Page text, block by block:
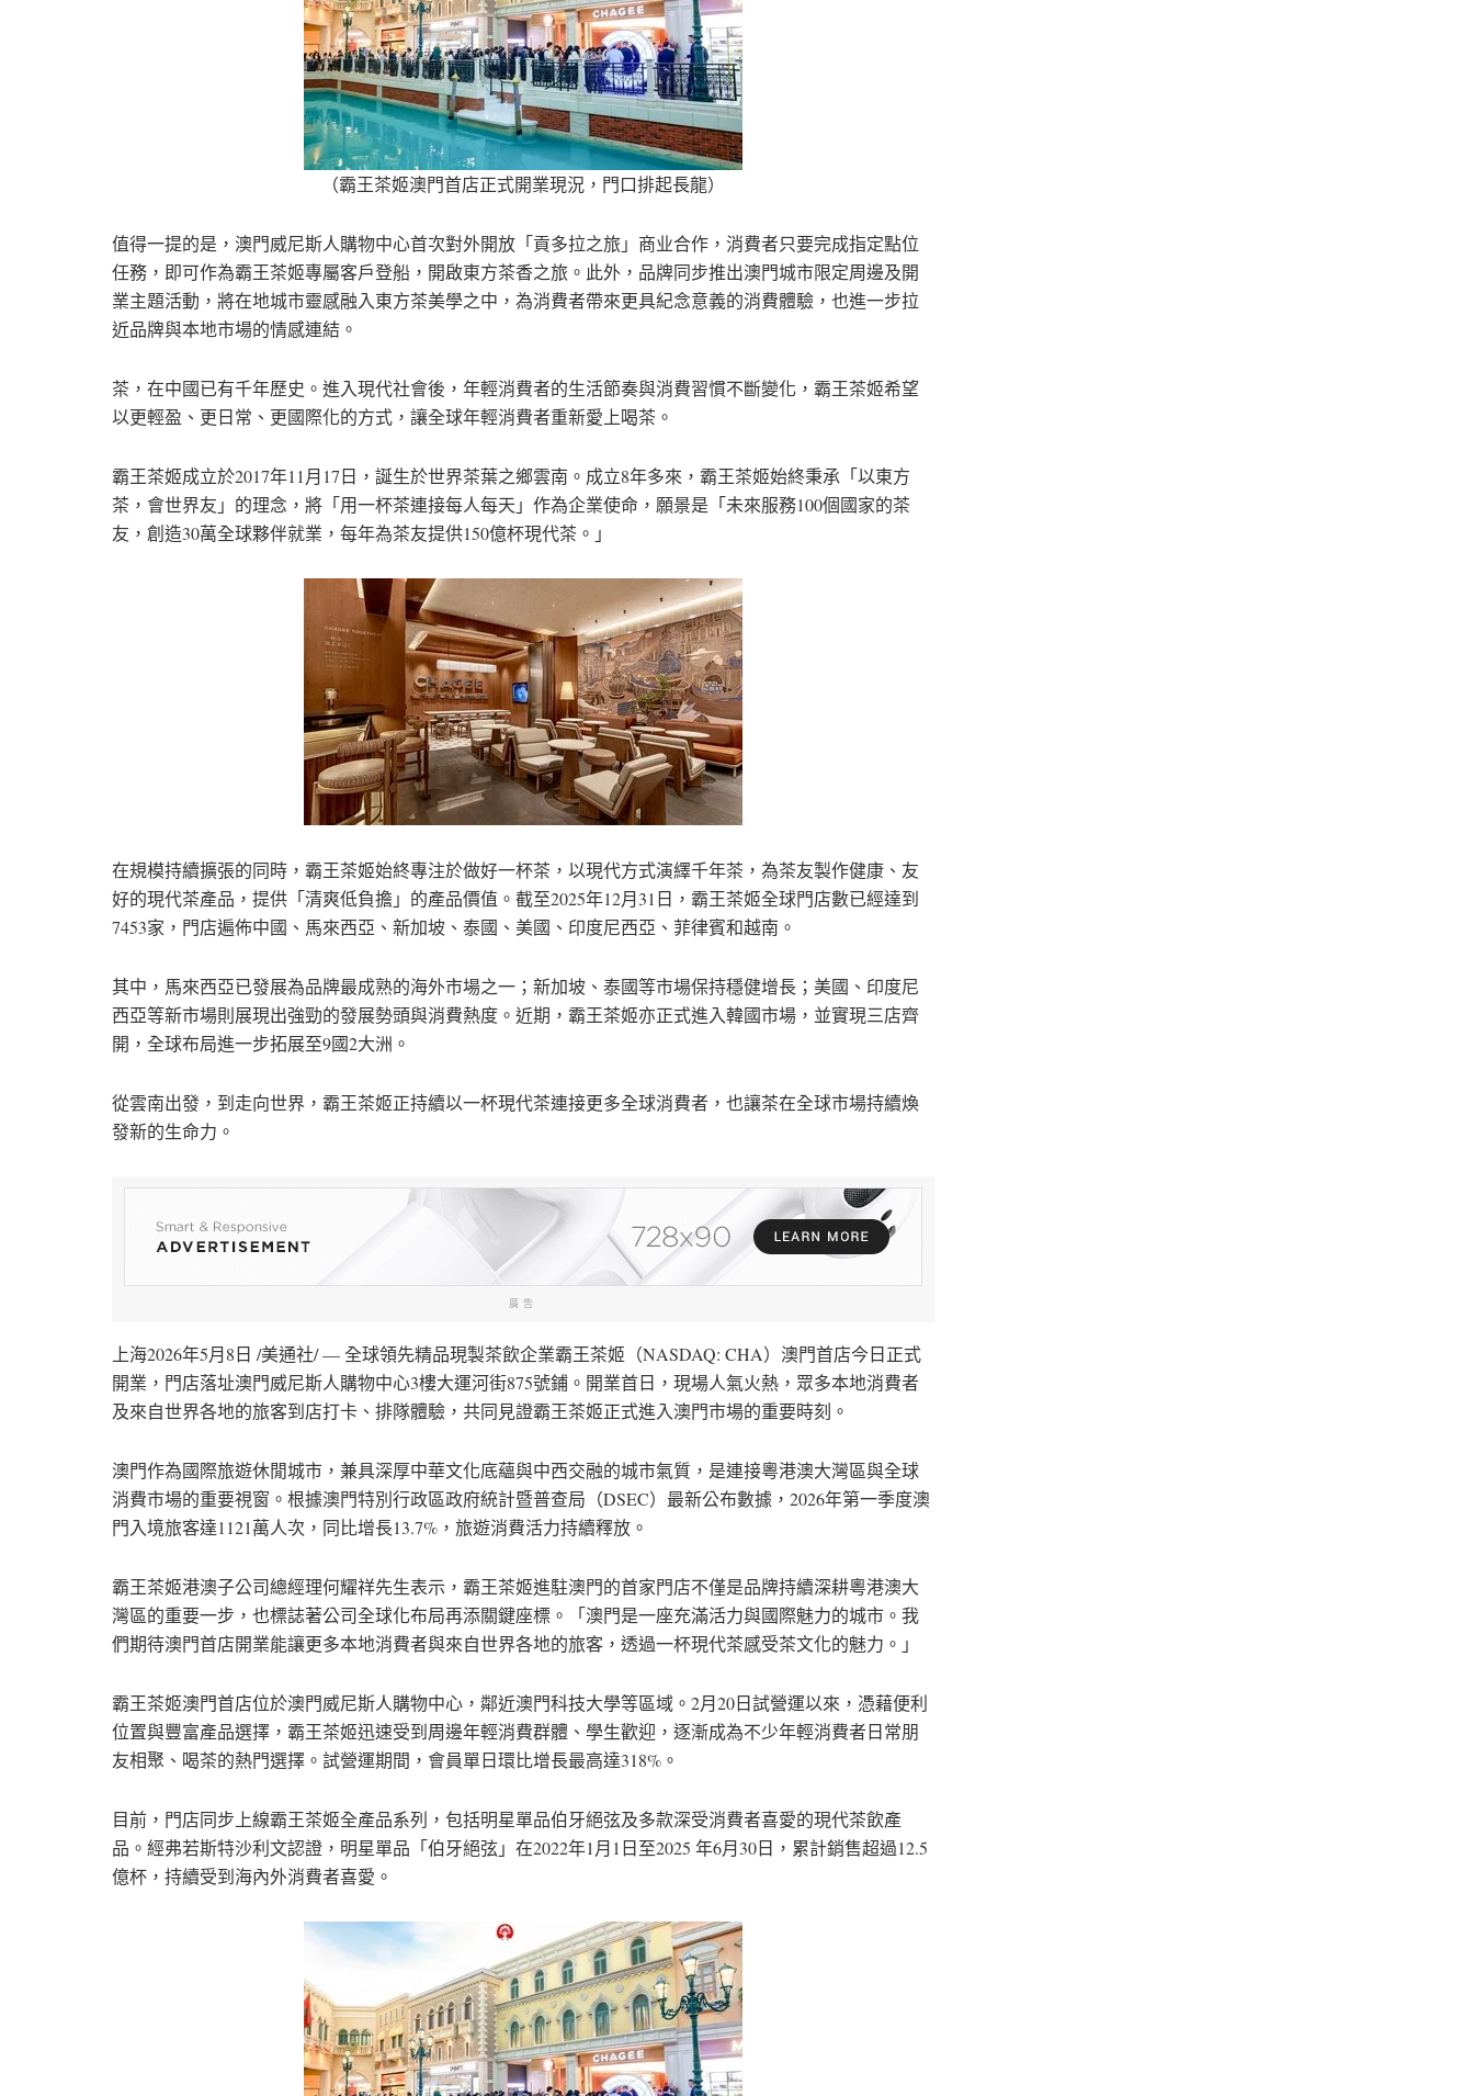
（霸王茶姬澳門首店正式開業現況，門口排起長龍）
值得一提的是，澳門威尼斯人購物中心首次對外開放「貢多拉之旅」商业合作，消費者只要完成指定點位
任務，即可作為霸王茶姬專屬客戶登船，開啟東方茶香之旅。此外，品牌同步推出澳門城市限定周邊及開
業主題活動，將在地城市靈感融入東方茶美學之中，為消費者帶來更具紀念意義的消費體驗，也進一步拉
近品牌與本地市場的情感連結。
茶，在中國已有千年歷史。進入現代社會後，年輕消費者的生活節奏與消費習慣不斷變化，霸王茶姬希望
以更輕盈、更日常、更國際化的方式，讓全球年輕消費者重新愛上喝茶。
霸王茶姬成立於2017年11月17日，誕生於世界茶葉之鄉雲南。成立8年多來，霸王茶姬始終秉承「以東方
茶，會世界友」的理念，將「用一杯茶連接每人每天」作為企業使命，願景是「未來服務100個國家的茶
友，創造30萬全球夥伴就業，每年為茶友提供150億杯現代茶。」
在規模持續擴張的同時，霸王茶姬始終專注於做好一杯茶，以現代方式演繹千年茶，為茶友製作健康、友
好的現代茶產品，提供「清爽低負擔」的產品價值。截至2025年12月31日，霸王茶姬全球門店數已經達到
7453家，門店遍佈中國、馬來西亞、新加坡、泰國、美國、印度尼西亞、菲律賓和越南。
其中，馬來西亞已發展為品牌最成熟的海外市場之一；新加坡、泰國等市場保持穩健增長；美國、印度尼
西亞等新市場則展現出強勁的發展勢頭與消費熱度。近期，霸王茶姬亦正式進入韓國市場，並實現三店齊
開，全球布局進一步拓展至9國2大洲。
從雲南出發，到走向世界，霸王茶姬正持續以一杯現代茶連接更多全球消費者，也讓茶在全球市場持續煥
發新的生命力。
廣告
上海2026年5月8日 /美通社/ — 全球領先精品現製茶飲企業霸王茶姬（NASDAQ: CHA）澳門首店今日正式
開業，門店落址澳門威尼斯人購物中心3樓大運河街875號鋪。開業首日，現場人氣火熱，眾多本地消費者
及來自世界各地的旅客到店打卡、排隊體驗，共同見證霸王茶姬正式進入澳門市場的重要時刻。
澳門作為國際旅遊休閒城市，兼具深厚中華文化底蘊與中西交融的城市氣質，是連接粵港澳大灣區與全球
消費市場的重要視窗。根據澳門特別行政區政府統計暨普查局（DSEC）最新公布數據，2026年第一季度澳
門入境旅客達1121萬人次，同比增長13.7%，旅遊消費活力持續釋放。
霸王茶姬港澳子公司總經理何耀祥先生表示，霸王茶姬進駐澳門的首家門店不僅是品牌持續深耕粵港澳大
灣區的重要一步，也標誌著公司全球化布局再添關鍵座標。「澳門是一座充滿活力與國際魅力的城市。我
們期待澳門首店開業能讓更多本地消費者與來自世界各地的旅客，透過一杯現代茶感受茶文化的魅力。」
霸王茶姬澳門首店位於澳門威尼斯人購物中心，鄰近澳門科技大學等區域。2月20日試營運以來，憑藉便利
位置與豐富產品選擇，霸王茶姬迅速受到周邊年輕消費群體、學生歡迎，逐漸成為不少年輕消費者日常朋
友相聚、喝茶的熱門選擇。試營運期間，會員單日環比增長最高達318%。
目前，門店同步上線霸王茶姬全產品系列，包括明星單品伯牙絕弦及多款深受消費者喜愛的現代茶飲產
品。經弗若斯特沙利文認證，明星單品「伯牙絕弦」在2022年1月1日至2025 年6月30日，累計銷售超過12.5
億杯，持續受到海內外消費者喜愛。